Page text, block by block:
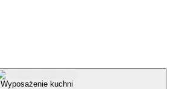
Wyposażenie kuchni